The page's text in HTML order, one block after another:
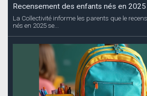
Recensement des enfants nés en 2025
La Collectivité informe les parents que le
nés en 2025 se...